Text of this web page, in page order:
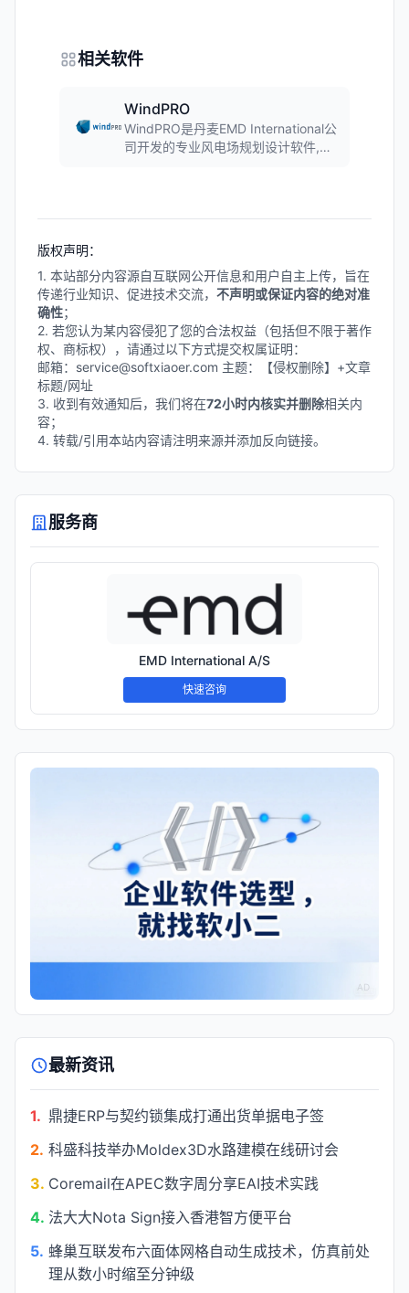
相关软件
WindPRO
WindPRO是丹麦EMD International公
司开发的专业风电场规划设计软件,提
WindSim等计算引擎,被全球近千家企
版权声明：
1. 本站部分内容源自互联网公开信息和用户自主上传，旨在
传递行业知识、促进技术交流， 不声明或保证内容的绝对准
确性；
2. 若您认为某内容侵犯了您的合法权益（包括但不限于著作
权、商标权），请通过以下方式提交权属证明：
邮箱：service@softxiaoer.com 主题：【侵权删除】+文章
标题/网址
3. 收到有效通知后，我们将在72小时内核实并删除相关内
容；
4. 转载/引用本站内容请注明来源并添加反向链接。
服务商
EMD International A/S
快速咨询
AD
最新资讯
1. 鼎捷ERP与契约锁集成打通出货单据电子签
2. 科盛科技举办Moldex3D水路建模在线研讨会
3. Coremail在APEC数字周分享EAI技术实践
4. 法大大Nota Sign接入香港智方便平台
5. 蜂巢互联发布六面体网格自动生成技术，仿真前处
理从数小时缩至分钟级